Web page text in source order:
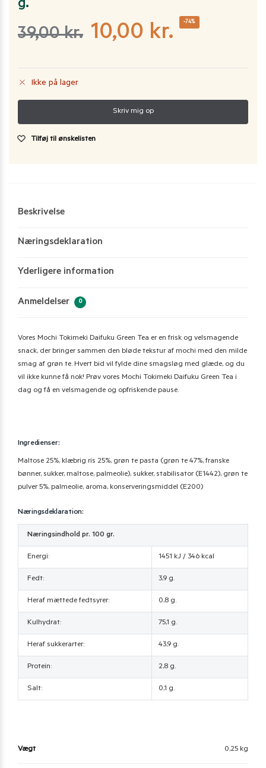
g.
39,00kr. 10,00 kr. -74%
Ikke på lager
Tilføj til ønskelisten
Beskrivelse
Næringsdeklaration
Yderligere information
Anmeldelser 0
Vores Mochi Tokimeki Daifuku Green Tea er en frisk og velsmagende
snack, der bringer sammen den bløde tekstur af mochi med den milde
smag af grøn te. Hvert bid vil fylde dine smagsløg med glæde, og du
vil ikke kunne få nok! Prøv vores Mochi Tokimeki Daifuku Green Tea i
dag og få en velsmagende og opfriskende pause.
Ingredienser:
Maltose 25%, klæbrig ris 25%, grøn te pasta (grøn te 47%, franske
bønner, sukker, maltose, palmeolie), sukker, stabilisator (E1442), grøn te
pulver 5%, palmeolie, aroma, konserveringsmiddel (E200)
Næringsdeklaration:
Næringsindhold pr. 100 gr.
Energi: 1451 kJ / 346 kcal
Fedt: 3,9 g.
Heraf mættede fedtsyrer: 0,8 g.
Kulhydrat: 75,1 g.
Heraf sukkerarter: 43,9 g.
Protein: 2,8 g.
Salt: 0,1 g.
Vægt 0,25 kg